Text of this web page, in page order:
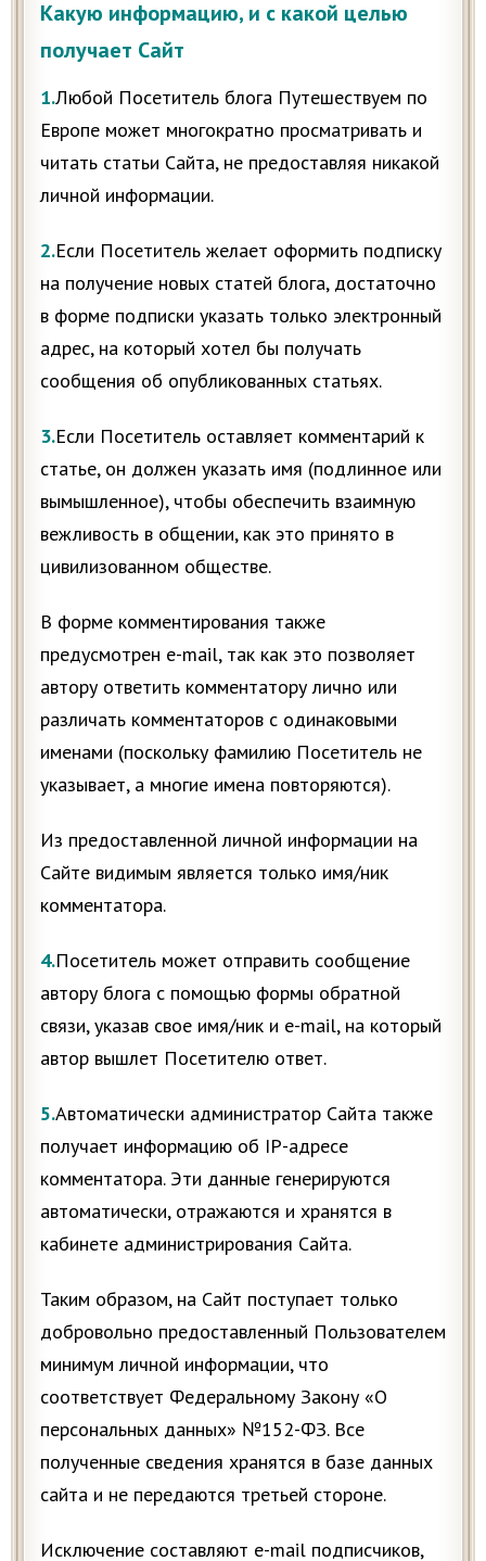
Какую информацию, и с какой целью
получает Сайт
1.Любой Посетитель блога Путешествуем по
Европе может многократно просматривать и
читать статьи Сайта, не предоставляя никакой
личной информации.
2.Если Посетитель желает оформить подписку
на получение новых статей блога, достаточно
в форме подписки указать только электронный
адрес, на который хотел бы получать
сообщения об опубликованных статьях.
3.Если Посетитель оставляет комментарий к
статье, он должен указать имя (подлинное или
вымышленное), чтобы обеспечить взаимную
вежливость в общении, как это принято в
цивилизованном обществе.
В форме комментирования также
предусмотрен e-mail, так как это позволяет
автору ответить комментатору лично или
различать комментаторов с одинаковыми
именами (поскольку фамилию Посетитель не
указывает, а многие имена повторяются).
Из предоставленной личной информации на
Сайте видимым является только имя/ник
комментатора.
4.Посетитель может отправить сообщение
автору блога с помощью формы обратной
связи, указав свое имя/ник и e-mail, на который
автор вышлет Посетителю ответ.
5.Автоматически администратор Сайта также
получает информацию об IP-адресе
комментатора. Эти данные генерируются
автоматически, отражаются и хранятся в
кабинете администрирования Сайта.
Таким образом, на Сайт поступает только
добровольно предоставленный Пользователем
минимум личной информации, что
соответствует Федеральному Закону «О
персональных данных» №152-ФЗ. Все
полученные сведения хранятся в базе данных
сайта и не передаются третьей стороне.
Исключение составляют e-mail подписчиков,